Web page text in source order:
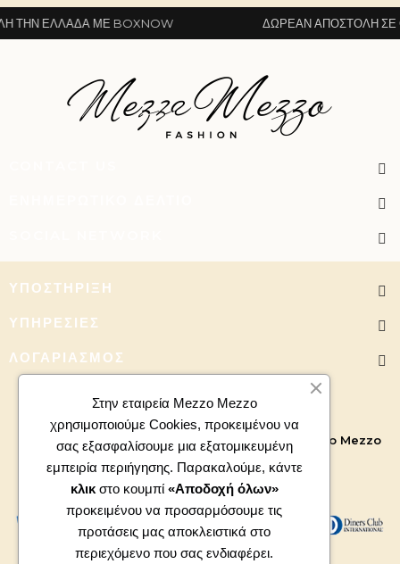
ΕΛΛΆΔΑ ΜΕ BOXNOW ΔΩΡΕΆΝ ΑΠΟΣΤΟΛΉ ΣΕ
ΥΠΟΣΤΉΡΙΞΗ
ΥΠΗΡΕΣΊΕΣ
ΛΟΓΑΡΙΑΣΜΌΣ
Copyright 2026 - All right reserved. Powered by Mezzo Mezzo
Στην εταιρεία Mezzo Mezzo
χρησιμοποιούμε Cookies, προκειμένου να
σας εξασφαλίσουμε μια εξατομικευμένη
εμπειρία περιήγησης. Παρακαλούμε, κάντε
κλικ στο κουμπί «Αποδοχή όλων»
προκειμένου να προσαρμόσουμε τις
προτάσεις μας αποκλειστικά στο
περιεχόμενο που σας ενδιαφέρει.